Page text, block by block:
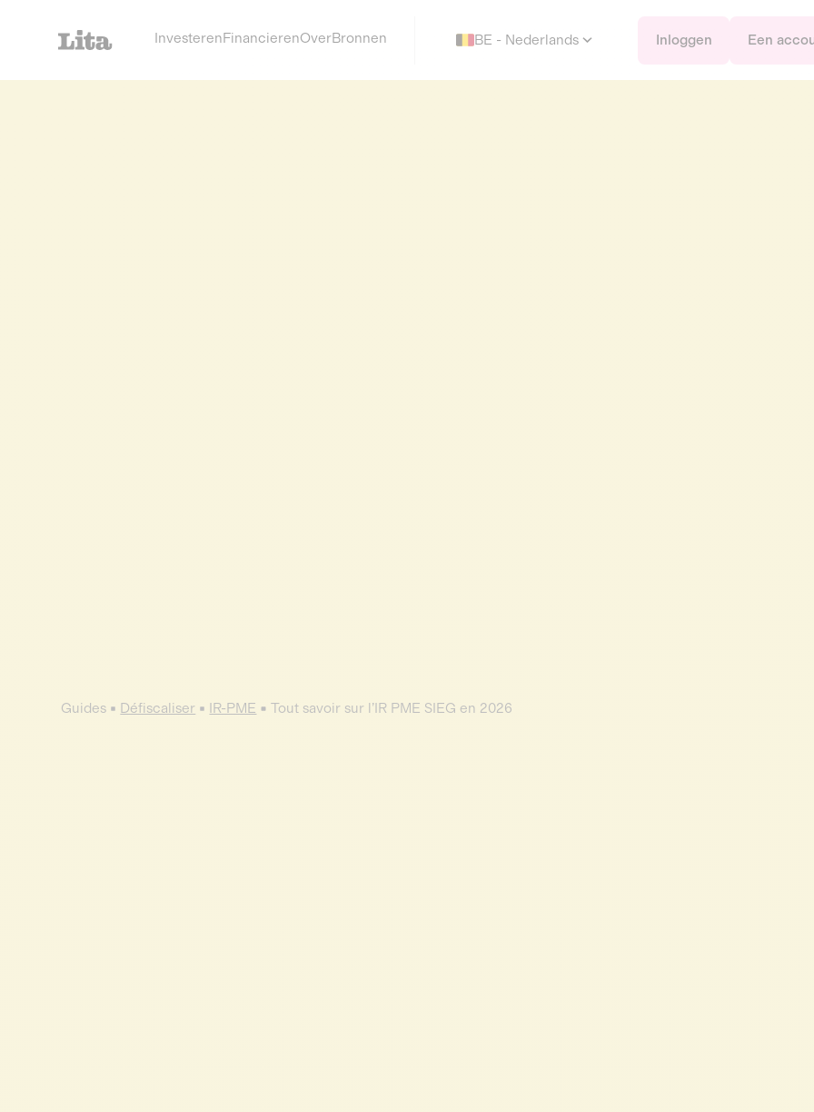
InvesterenFinancierenOverBronnen BE - Nederlands Inloggen Een
Guides Défiscaliser IR-PME Tout savoir sur l’IR PME SIEG en 2026